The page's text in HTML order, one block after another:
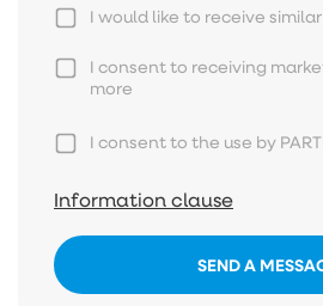
I would like to receive
I consent to receiving
more
I consent to the use by
Information clause
SEND A